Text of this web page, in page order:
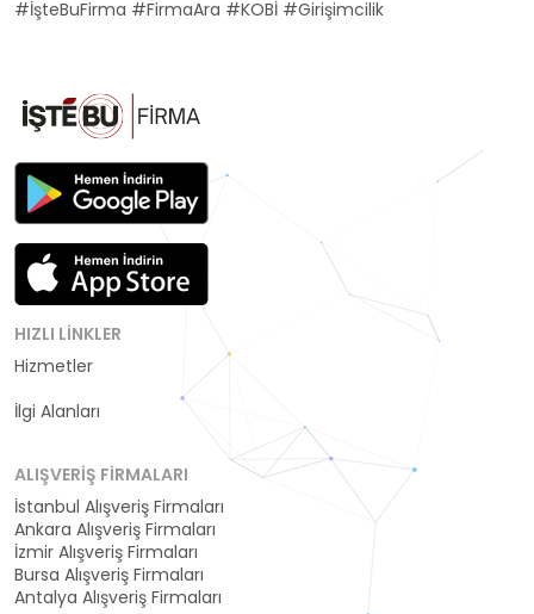
#İşteBuFirma #FirmaAra #KOBİ #Girişimcilik
HIZLI LINKLER
Hizmetler
İlgi Alanları
ALIŞVERIŞ FIRMALARI
İstanbul Alışveriş Firmaları
Ankara Alışveriş Firmaları
İzmir Alışveriş Firmaları
Bursa Alışveriş Firmaları
Antalya Alışveriş Firmaları